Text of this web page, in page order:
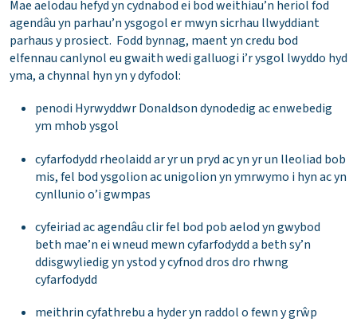
Mae aelodau hefyd yn cydnabod ei bod weithiau’n heriol fod
agendâu yn parhau’n ysgogol er mwyn sicrhau llwyddiant
parhaus y prosiect. Fodd bynnag, maent yn credu bod
elfennau canlynol eu gwaith wedi galluogi i’r ysgol lwyddo hyd
yma, a chynnal hyn yn y dyfodol:
penodi Hyrwyddwr Donaldson dynodedig ac enwebedig
ym mhob ysgol
cyfarfodydd rheolaidd ar yr un pryd ac yn yr un lleoliad bob
mis, fel bod ysgolion ac unigolion yn ymrwymo i hyn ac yn
cynllunio o’i gwmpas
cyfeiriad ac agendâu clir fel bod pob aelod yn gwybod
beth mae’n ei wneud mewn cyfarfodydd a beth sy’n
ddisgwyliedig yn ystod y cyfnod dros dro rhwng
cyfarfodydd
meithrin cyfathrebu a hyder yn raddol o fewn y grŵp